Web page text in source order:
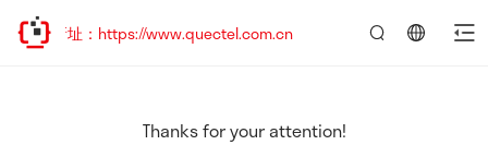
访问新址：https://www.quectel.com.cn
Thanks for your attention!